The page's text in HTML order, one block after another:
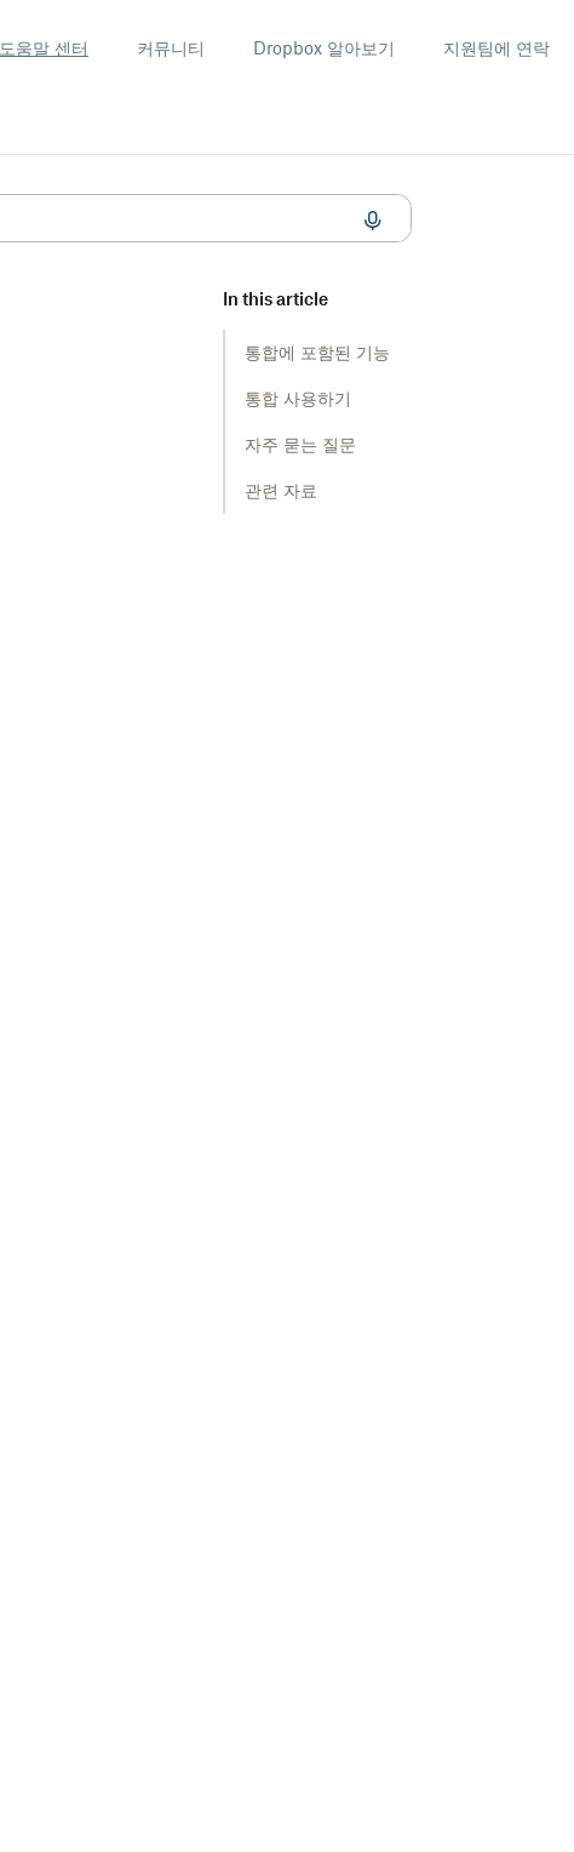
도움말 센터 커뮤니티 Dropbox 알아보기 지원팀에 연락
In this article
통합에 포함된 기능
통합 사용하기
자주 묻는 질문
관련 자료